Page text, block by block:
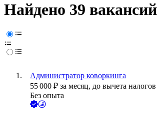
Найдено 39 вакансий
Администратор коворкинга
55 000 ₽ за месяц, до вычета налогов
Без опыта